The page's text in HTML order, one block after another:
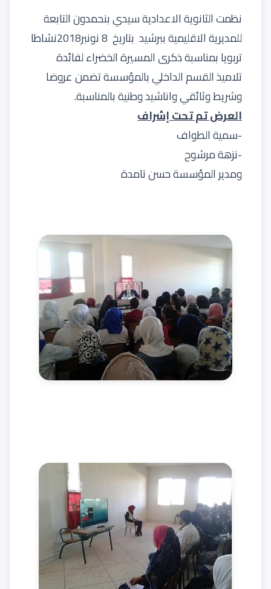
نظمت الثانوية الاعدادية سيدي بنحمدون التابعة
للمديرية الاقليمية ببرشيد بتاريخ 8 نونبر2018نشاطا
تربويا بمناسبة ذكرى المسيرة الخضراء لفائدة
تلاميذ القسم الداخلي بالمؤسسة تضمن عروضا
وشريط وثائقي واناشيد وطنية بالمناسبة.
العرض تم تحت إشراف
-سمية الطواف
-نزهة مرشوح
ومدير المؤسسة حسن تامدة